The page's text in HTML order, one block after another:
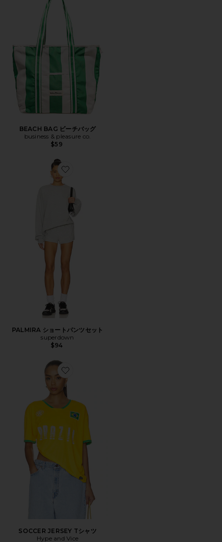
BEACH BAG ビーチバッグ
business & pleasure co.
$59
Favorite PALMIRA ショートパンツセット
PALMIRA ショートパンツセット
superdown
$94
Favorite SOCCER JERSEY Tシャツ
SOCCER JERSEY Tシャツ
Hype and Vice